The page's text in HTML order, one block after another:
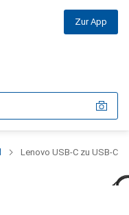
Zur App
Lenovo USB-C zu USB-C